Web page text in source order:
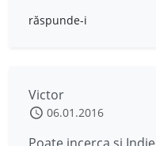
răspunde-i
Victor
06.01.2016